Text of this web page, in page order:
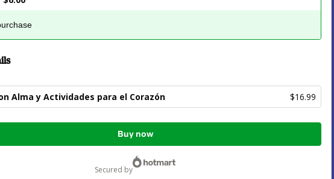
Alma y Actividades para el Corazón $16.99
Buy now
secured by